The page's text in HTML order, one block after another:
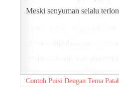
Meski senyuman selalu
Contoh Puisi Dengan Tema